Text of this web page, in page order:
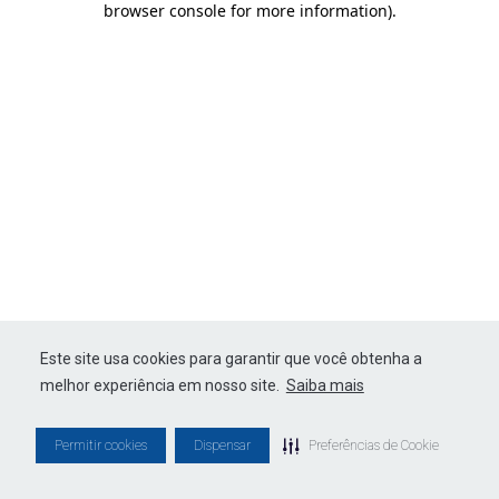
Este site usa cookies para garantir que você obtenha a
melhor experiência em nosso site. Saiba mais
Permitir cookies Dispensar Preferências de Cookie
browser console for more information).